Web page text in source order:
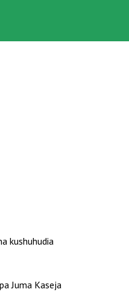
kushuhudia
Juma Kaseja